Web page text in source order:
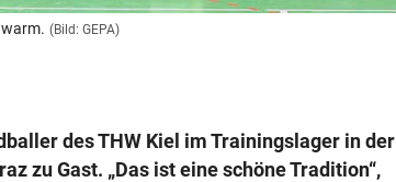
(Bild: GEPA)
des THW Kiel im Trainingslager in der
zu Gast. „Das ist eine schöne Tradition“,